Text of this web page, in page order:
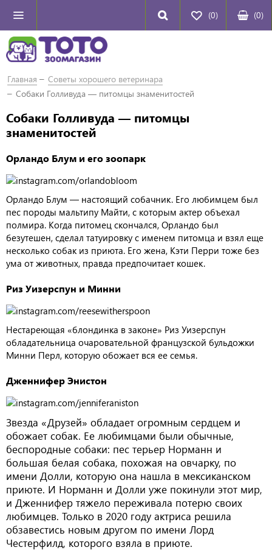
(0) (0)
Главная
Советы хорошего ветеринара
Собаки Голливуда — питомцы знаменитостей
Собаки Голливуда — питомцы
знаменитостей
Орландо Блум и его зоопарк
Орландо Блум — настоящий собачник. Его любимцем был
пес породы мальтипу Майти, с которым актер объехал
полмира. Когда питомец скончался, Орландо был
безутешен, сделал татуировку с именем питомца и взял еще
несколько собак из приюта. Его жена, Кэти Перри тоже без
ума от животных, правда предпочитает кошек.
Риз Уизерспун и Минни
Нестареющая «блондинка в законе» Риз Уизерспун
обладательница очаровательной французской бульдожки
Минни Перл, которую обожает вся ее семья.
Дженнифер Энистон
Звезда «Друзей» обладает огромным сердцем и
обожает собак. Ее любимцами были обычные,
беспородные собаки: пес терьер Норманн и
большая белая собака, похожая на овчарку, по
имени Долли, которую она нашла в мексиканском
приюте. И Норманн и Долли уже покинули этот мир,
и Дженнифер тяжело переживала потерю своих
любимцев. Только в 2020 году актриса решила
обзавестись новым другом по имени Лорд
Честерфилд, которого взяла в приюте.